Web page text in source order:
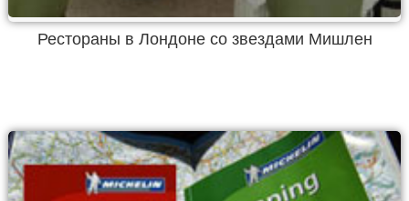
Рестораны в Лондоне со звездами Мишлен